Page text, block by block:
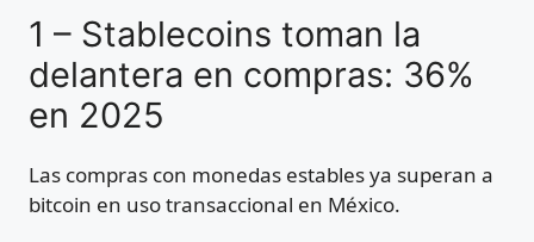
1 – Stablecoins toman la
delantera en compras: 36%
en 2025
Las compras con monedas estables ya superan a
bitcoin en uso transaccional en México.